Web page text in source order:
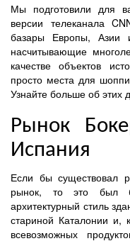
Мы подготовили для
версии телеканала
базары Европы, Азии
насчитывающие
качестве объектов
просто места для
Узнайте больше об этих
Рынок
Испания
Если бы
рынок, то это был
архитектурный стиль
стариной Каталонии и,
всевозможных